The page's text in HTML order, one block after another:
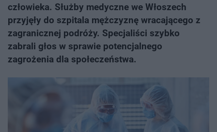
człowieka. Służby medyczne we Włoszech
przyjęły do szpitala mężczyznę wracającego z
zagranicznej podróży. Specjaliści szybko
zabrali głos w sprawie potencjalnego
zagrożenia dla społeczeństwa.